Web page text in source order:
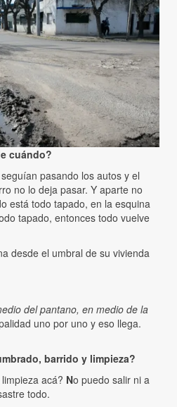
cuándo?
pasando los autos y el
no lo deja pasar. Y aparte no
está todo tapado, en la esquina
tapado, entonces todo vuelve
desde el umbral de su vivienda
del pantano, en medio de la
uno por uno y eso llega.
barrido y limpieza?
acá? No puedo salir ni a
todo.